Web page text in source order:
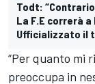
Todt:
La F.E correrà
Ufficializzato il
“Per quanto mi
preoccupa in